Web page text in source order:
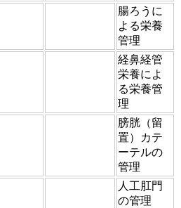
腸ろうに
よる栄養
管理
経鼻経管
栄養によ
る栄養管
理
膀胱（留
置）カテ
ーテルの
管理
人工肛門
の管理